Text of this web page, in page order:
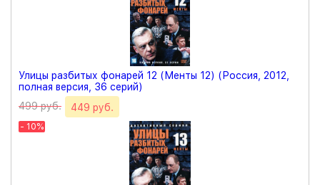
Улицы разбитых фонарей 12 (Менты 12) (Россия, 2012,
полная версия, 36 серий)
499 руб.
449 руб.
- 10%